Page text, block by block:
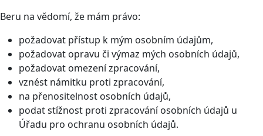
Beru na vědomí, že mám právo:
požadovat přístup k mým osobním údajům,
požadovat opravu či výmaz mých osobních údajů,
požadovat omezení zpracování,
vznést námitku proti zpracování,
na přenositelnost osobních údajů,
podat stížnost proti zpracování osobních údajů u
Úřadu pro ochranu osobních údajů.